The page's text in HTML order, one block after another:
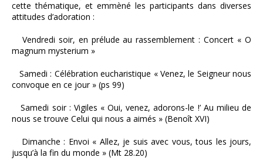
cette thématique, et emmèné les participants dans diverses
attitudes d’adoration :
Vendredi soir, en prélude au rassemblement : Concert « O
magnum mysterium »
Samedi : Célébration eucharistique « Venez, le Seigneur nous
convoque en ce jour » (ps 99)
Samedi soir : Vigiles « Oui, venez, adorons-le !’ Au milieu de
nous se trouve Celui qui nous a aimés » (Benoît XVI)
Dimanche : Envoi « Allez, je suis avec vous, tous les jours,
jusqu’à la fin du monde » (Mt 28.20)